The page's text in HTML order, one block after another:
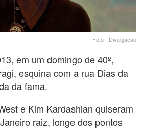
Foto - Divulgação
em um domingo de 40º,
esquina com a rua Dias da
da fama.
e Kim Kardashian quiseram
raiz, longe dos pontos